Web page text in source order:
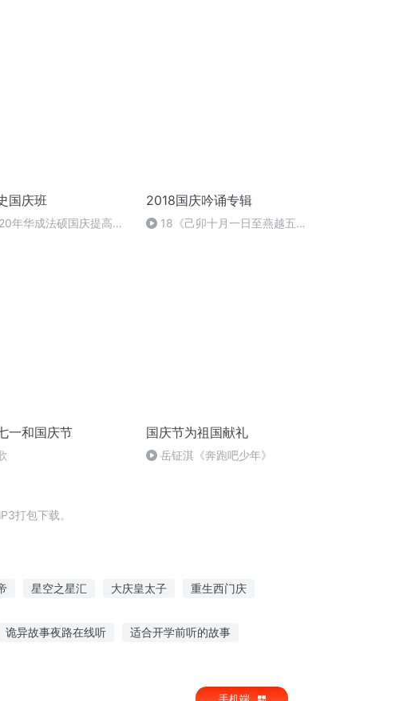
国庆班
年华成法硕国庆提高班
2018国庆吟诵专辑
18《己卯十月一日至燕越五
一和国庆节 国庆节为祖国献礼
岳钲淇《奔跑吧少年》
打包下载。
星空之星汇 大庆皇太子 重生西门庆
诡异故事夜路在线听 适合开学前听的故事